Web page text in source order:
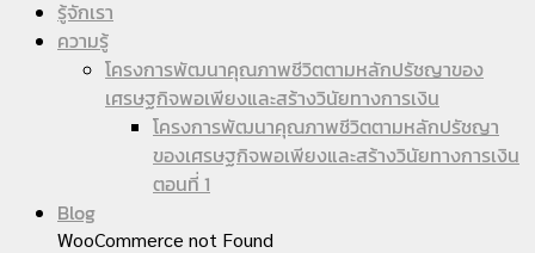
รู้จักเรา
ความรู้
โครงการพัฒนาคุณภาพชีวิตตามหลักปรัชญาของ
เศรษฐกิจพอเพียงและสร้างวินัยทางการเงิน
โครงการพัฒนาคุณภาพชีวิตตามหลักปรัชญา
ของเศรษฐกิจพอเพียงและสร้างวินัยทางการเงิน
ตอนที่ 1
Blog
WooCommerce not Found